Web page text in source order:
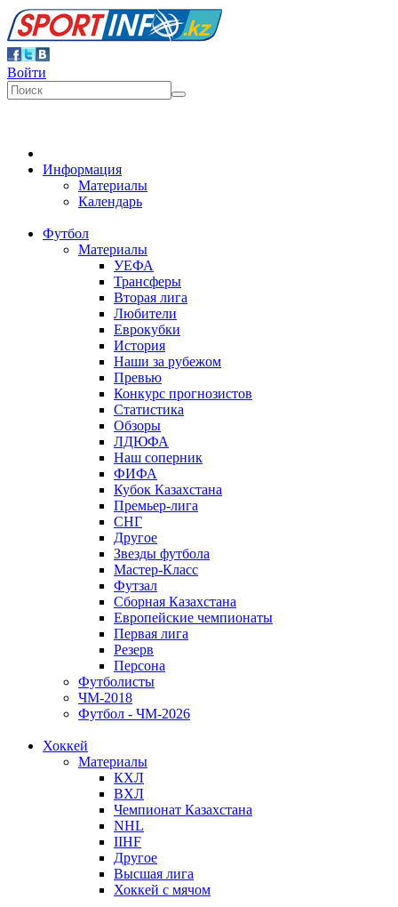
Войти
Информация
Материалы
Календарь
Футбол
Материалы
УЕФА
Трансферы
Вторая лига
Любители
Еврокубки
История
Наши за рубежом
Превью
Конкурс прогнозистов
Статистика
Обзоры
ЛДЮФА
Наш соперник
ФИФА
Кубок Казахстана
Премьер-лига
СНГ
Другое
Звезды футбола
Мастер-Класс
Футзал
Сборная Казахстана
Европейские чемпионаты
Первая лига
Резерв
Персона
Футболисты
ЧМ-2018
Футбол - ЧМ-2026
Хоккей
Материалы
КХЛ
ВХЛ
Чемпионат Казахстана
NHL
IIHF
Другое
Высшая лига
Хоккей с мячом